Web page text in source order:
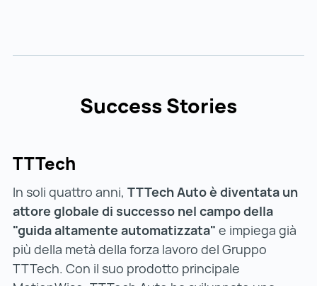
Success Stories
TTTech
In soli quattro anni, TTTech Auto è diventata un
attore globale di successo nel campo della
"guida altamente automatizzata" e impiega già
più della metà della forza lavoro del Gruppo
TTTech. Con il suo prodotto principale